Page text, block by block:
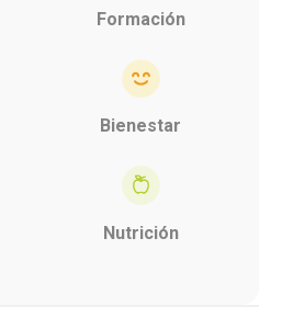
Formación
Bienestar
Nutrición